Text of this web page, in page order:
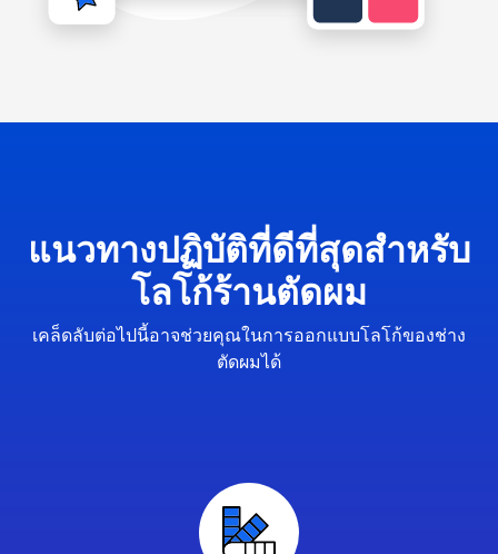
แนวทางปฏิบัติที่ดีที่สุดสำหรับ
โลโก้ร้านตัดผม
เคล็ดลับต่อไปนี้อาจช่วยคุณในการออกแบบโลโก้ของช่าง
ตัดผมได้